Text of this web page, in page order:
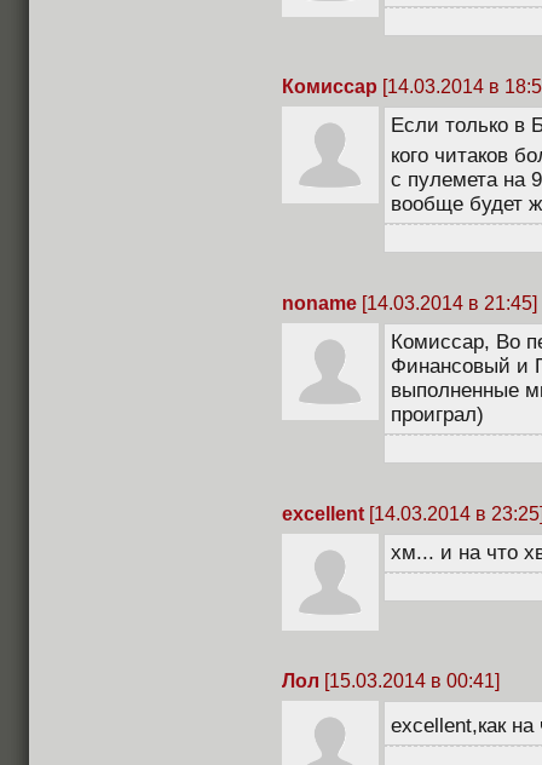
Комиссар [14.03.2014 в
Если только в
кого читаков
с пулемета на
вообще будет
noname [14.03.2014 в 21:45]
Комиссар, Во
Финансовый и
выполненные
проиграл)
excellent [14.03.2014 в
хм... и на что
Лол [15.03.2014 в 00:41]
excellent,как